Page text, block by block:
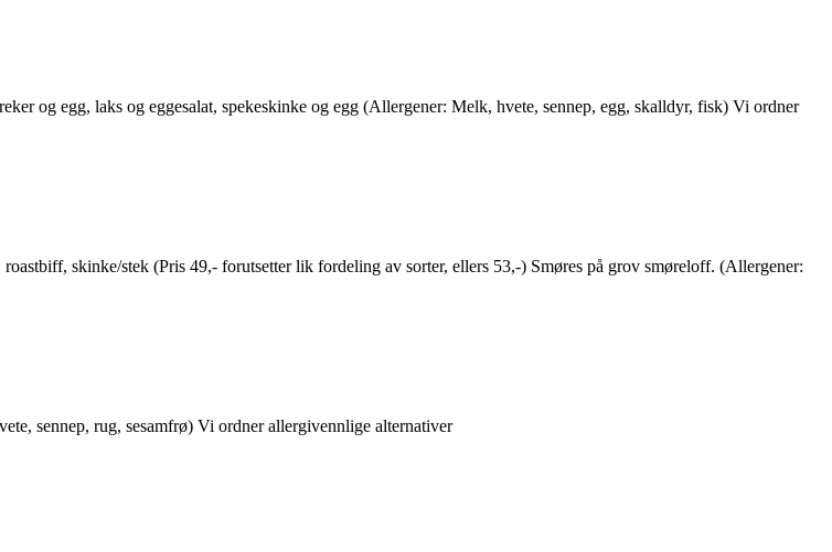
og egg, laks og eggesalat, spekeskinke og egg (Allergener: Melk, hvete, sennep, egg, skalldyr, fisk) Vi ordner
skinke/stek (Pris 49,- forutsetter lik fordeling av sorter, ellers 53,-) Smøres på grov smøreloff. (Allergener:
sennep, rug, sesamfrø) Vi ordner allergivennlige alternativer